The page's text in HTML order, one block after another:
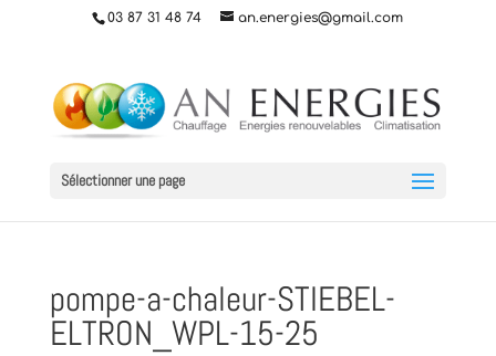
03 87 31 48 74 an.energies@gmail.com
Sélectionner une page
pompe-a-chaleur-STIEBEL-
ELTRON_WPL-15-25